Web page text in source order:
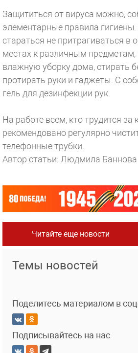
Защититься от вируса можно,
элементарные правила
стараться не притрагиваться в
местах к различным предметам,
влажную уборку дома, стирать
протирать руки и гаджеты. С
гель для дезинфекции рук.
На работе всем, кто трудится
рекомендовано регулярно
телефонные трубки.
Автор статьи: Людмила Баннова
Читайте еще новости
Темы новостей
Поделитесь материалом в
Подписывайтесь на нас